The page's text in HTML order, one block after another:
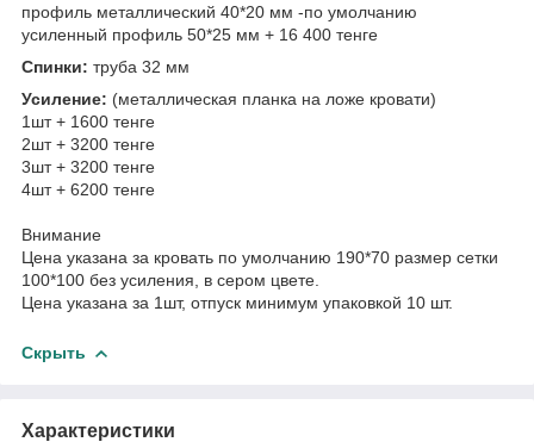
профиль металлический 40*20 мм -по умолчанию
усиленный профиль 50*25 мм + 16 400 тенге
Спинки: труба 32 мм
Усиление: (металлическая планка на ложе кровати)
1шт + 1600 тенге
2шт + 3200 тенге
3шт + 3200 тенге
4шт + 6200 тенге
Внимание
Цена указана за кровать по умолчанию 190*70 размер сетки
100*100 без усиления, в сером цвете.
Цена указана за 1шт, отпуск минимум упаковкой 10 шт.
Скрыть
Характеристики